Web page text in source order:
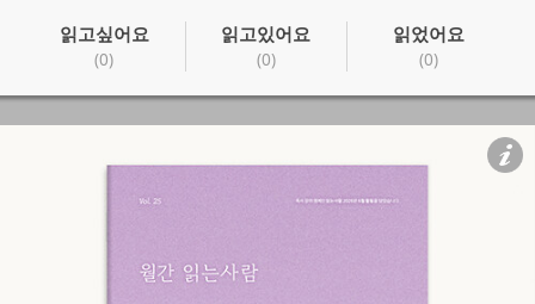
읽고싶어요
(0)
읽고있어요
(0)
읽었어요
(0)